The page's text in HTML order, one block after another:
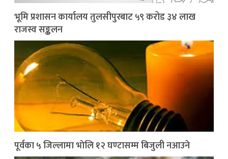
भूमि प्रशासन कार्यालय तुलसीपुरबाट ५९ करोड ३४ लाख
राजस्व सङ्कलन
पूर्वका ५ जिल्लामा भाेलि १२ घण्टासम्म बिजुली नआउने